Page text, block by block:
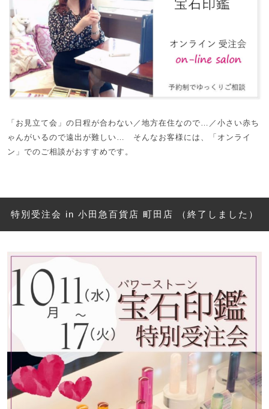
「お見立て会」の日程が合わない／地方在住なので…／小さい赤ち
ゃんがいるので遠出が難しい… そんなお客様には、「オンライ
ン」でのご相談がおすすめです。
特別受注会 in 小田急百貨店 町田店 （終了しました）